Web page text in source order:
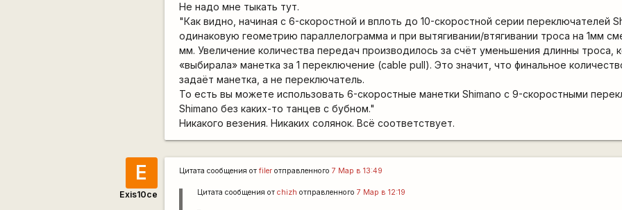
Не надо мне тыкать тут.
"Как видно, начиная с 6-скоростной и вплоть до 10-скоростной серии переключателей
одинаковую геометрию параллелограмма и при вытягивании/втягивании троса на 1мм
мм. Увеличение количества передач производилось за счёт уменьшения длинны троса,
«выбирала» манетка за 1 переключение (cable pull). Это значит, что финальное
задаёт манетка, а не переключатель.
То есть вы можете использовать 6-скоростные манетки Shimano с 9-скоростными
Shimano без каких-то танцев с бубном."
Никакого везения. Никаких солянок. Всё соответствует.
E
Exis10ce
Цитата сообщения отfiler отправленного7 Мар в 13:49
Цитата сообщения отchizh отправленного7 Мар в 12:19